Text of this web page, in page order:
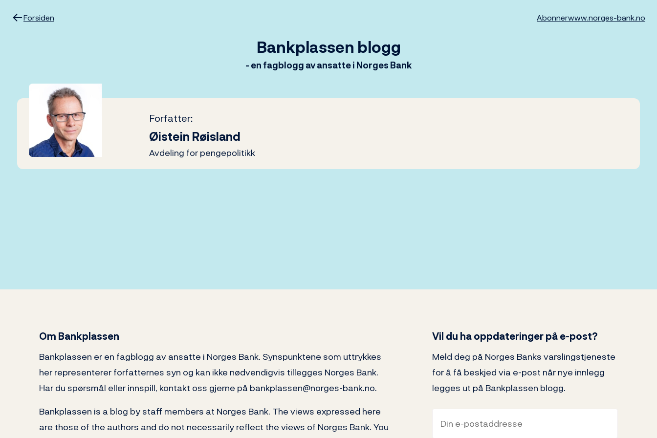
Forsiden Abonnerwww.norges-bank.no
Bankplassen blogg
- en fagblogg av ansatte i Norges Bank
Forfatter:
Øistein Røisland
Avdeling for pengepolitikk
Om Bankplassen
Bankplassen er en fagblogg av ansatte i Norges Bank. Synspunktene som uttrykkes
her representerer forfatternes syn og kan ikke nødvendigvis tillegges Norges Bank.
Har du spørsmål eller innspill, kontakt oss gjerne på bankplassen@norges-bank.no.
Bankplassen is a blog by staff members at Norges Bank. The views expressed here
are those of the authors and do not necessarily reflect the views of Norges Bank. You
Vil du ha oppdateringer på e-post?
Meld deg på Norges Banks varslingstjeneste
for å få beskjed via e-post når nye innlegg
legges ut på Bankplassen blogg.